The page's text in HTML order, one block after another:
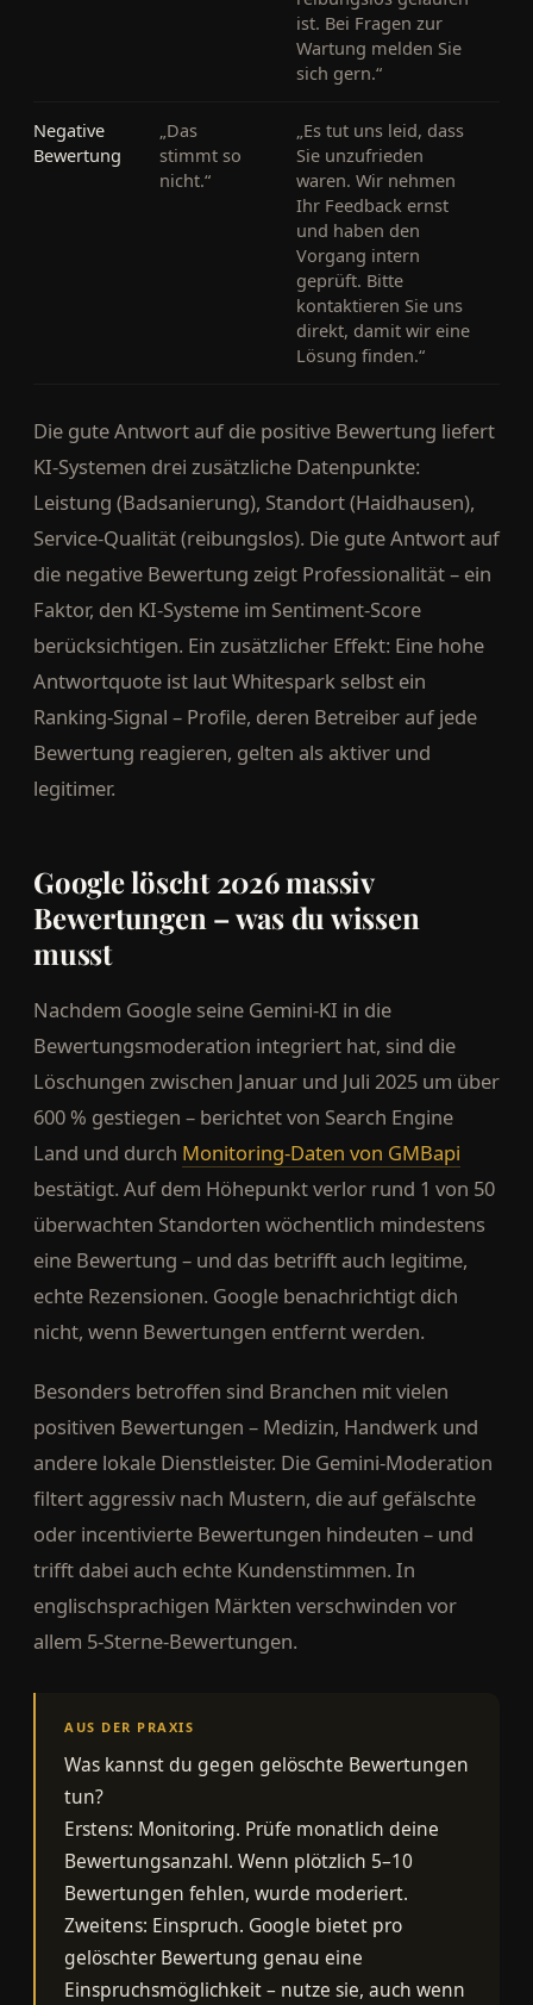
ist. Bei Fragen zur
Wartung melden Sie
sich gern.“
Negative
Bewertung
„Das
stimmt so
nicht.“
„Es tut uns leid, dass
Sie unzufrieden
waren. Wir nehmen
Ihr Feedback ernst
und haben den
Vorgang intern
geprüft. Bitte
kontaktieren Sie uns
direkt, damit wir eine
Lösung finden.“
Die gute Antwort auf die positive Bewertung liefert
KI-Systemen drei zusätzliche Datenpunkte:
Leistung (Badsanierung), Standort (Haidhausen),
Service-Qualität (reibungslos). Die gute Antwort auf
die negative Bewertung zeigt Professionalität – ein
Faktor, den KI-Systeme im Sentiment-Score
berücksichtigen. Ein zusätzlicher Effekt: Eine hohe
Antwortquote ist laut Whitespark selbst ein
Ranking-Signal – Profile, deren Betreiber auf jede
Bewertung reagieren, gelten als aktiver und
legitimer.
Google löscht 2026 massiv
Bewertungen – was du wissen
musst
Nachdem Google seine Gemini-KI in die
Bewertungsmoderation integriert hat, sind die
Löschungen zwischen Januar und Juli 2025 um über
600 % gestiegen – berichtet von Search Engine
Land und durch Monitoring-Daten von GMBapi
bestätigt. Auf dem Höhepunkt verlor rund 1 von 50
überwachten Standorten wöchentlich mindestens
eine Bewertung – und das betrifft auch legitime,
echte Rezensionen. Google benachrichtigt dich
nicht, wenn Bewertungen entfernt werden.
Besonders betroffen sind Branchen mit vielen
positiven Bewertungen – Medizin, Handwerk und
andere lokale Dienstleister. Die Gemini-Moderation
filtert aggressiv nach Mustern, die auf gefälschte
oder incentivierte Bewertungen hindeuten – und
trifft dabei auch echte Kundenstimmen. In
englischsprachigen Märkten verschwinden vor
allem 5-Sterne-Bewertungen.
AUS DER PRAXIS
Was kannst du gegen gelöschte Bewertungen
tun?
Erstens: Monitoring. Prüfe monatlich deine
Bewertungsanzahl. Wenn plötzlich 5–10
Bewertungen fehlen, wurde moderiert.
Zweitens: Einspruch. Google bietet pro
gelöschter Bewertung genau eine
Einspruchsmöglichkeit – nutze sie, auch wenn